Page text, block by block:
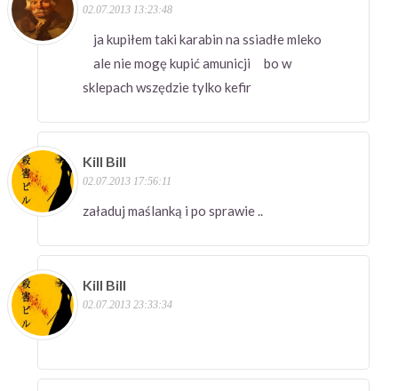
02.07.2013 13:23:48
ja kupiłem taki karabin na ssiadłe mleko
ale nie mogę kupić amunicji bo w
sklepach wszędzie tylko kefir
Kill Bill
02.07.2013 17:56:11
załaduj maślanką i po sprawie ..
Kill Bill
02.07.2013 23:33:34